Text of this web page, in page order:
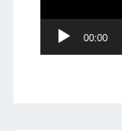
00:00